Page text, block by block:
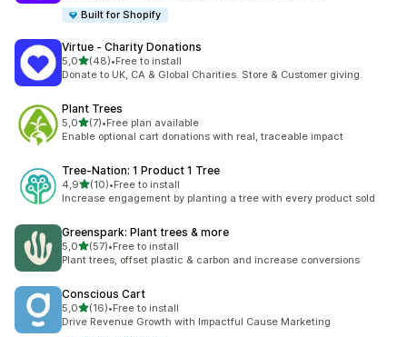
Built for Shopify
Virtue ‑ Charity Donations
5,05 yıldız üzerinden
(48)
toplam 48 değerlendirme
•Free to install
Donate to UK, CA & Global Charities. Store & Customer giving.
Plant Trees
5,05 yıldız üzerinden
(7)
toplam 7 değerlendirme
•Free plan available
Enable optional cart donations with real, traceable impact
Tree‑Nation: 1 Product 1 Tree
4,95 yıldız üzerinden
(10)
toplam 10 değerlendirme
•Free to install
Increase engagement by planting a tree with every product sold
Greenspark: Plant trees & more
5,05 yıldız üzerinden
(57)
toplam 57 değerlendirme
•Free to install
Plant trees, offset plastic & carbon and increase conversions
Conscious Cart
5,05 yıldız üzerinden
(16)
toplam 16 değerlendirme
•Free to install
Drive Revenue Growth with Impactful Cause Marketing